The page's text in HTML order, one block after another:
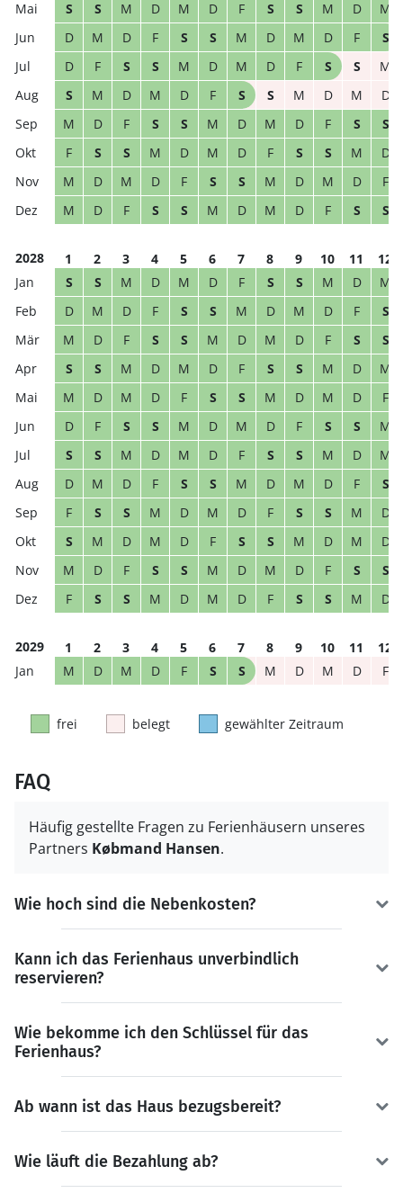
S S M D M D F S S M D
M
D
M D F S S M D M D F
S
D
F S S M D M D F S S
M
S
M D M D F S S M D M
D
M
D F S S M D M D F S
S
F
S S M D M D F S S M
D
M
D M D F S S M D M D
F
M
D F S S M D M D F S S
2028 1 2 3 4 5 6 7 8 9 10 11
12
S
S M D M D F S S M D
M
D
M D F S S M D M D F
S
M
D F S S M D M D F S
S
S
S M D M D F S S M D
M
M
D M D F S S M D M D
F
D
F S S M D M D F S S
M
S
S M D M D F S S M D
M
D
M D F S S M D M D F
S
F
S S M D M D F S S M
D
S
M D M D F S S M D M
D
M
D F S S M D M D F S
S
F
S S M D M D F S S M D
2029 1 2 3 4 5 6 7 8 9 10 11
12
M
D M D F S S M D M D F
frei belegt gewählter Zeitraum
FAQ
Häufig gestellte Fragen zu Ferienhäusern unseres
Partners Købmand Hansen.
Wie hoch sind die Nebenkosten?
Kann ich das Ferienhaus unverbindlich
reservieren?
Wie bekomme ich den Schlüssel für das
Ferienhaus?
Ab wann ist das Haus bezugsbereit?
Wie läuft die Bezahlung ab?